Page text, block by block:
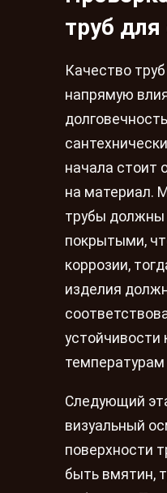
труб для
Качество
напрямую
начала стоит
на материал.
трубы
покрытыми,
коррозии,
изделия
устойчивости
Следующий
визуальный
поверхности
быть вмятин,